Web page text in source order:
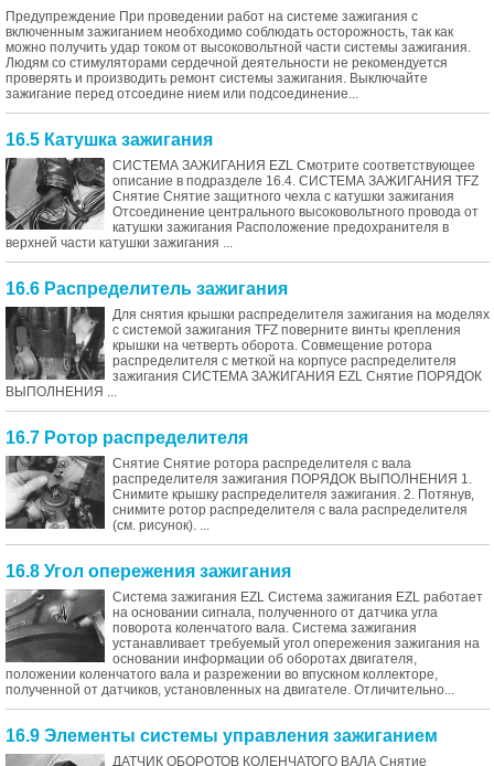
Предупреждение При проведении работ на системе зажигания с
включенным зажиганием необходимо соблюдать осторожность, так как
можно получить удар током от высоковольтной части системы зажигания.
Людям со стимуляторами сердечной деятельности не рекомендуется
проверять и производить ремонт системы зажигания. Выключайте
зажигание перед отсоедине нием или подсоединение...
16.5 Катушка зажигания
СИСТЕМА ЗАЖИГАНИЯ EZL Смотрите соответствующее
описание в подразделе 16.4. СИСТЕМА ЗАЖИГАНИЯ TFZ
Снятие Снятие защитного чехла с катушки зажигания
Отсоединение центрального высоковольтного провода от
катушки зажигания Расположение предохранителя в
верхней части катушки зажигания ...
16.6 Распределитель зажигания
Для снятия крышки распределителя зажигания на моделях
с системой зажигания TFZ поверните винты крепления
крышки на четверть оборота. Совмещение ротора
распределителя с меткой на корпусе распределителя
зажигания СИСТЕМА ЗАЖИГАНИЯ EZL Снятие ПОРЯДОК
ВЫПОЛНЕНИЯ ...
16.7 Ротор распределителя
Снятие Снятие ротора распределителя с вала
распределителя зажигания ПОРЯДОК ВЫПОЛНЕНИЯ 1.
Снимите крышку распределителя зажигания. 2. Потянув,
снимите ротор распределителя с вала распределителя
(см. рисунок). ...
16.8 Угол опережения зажигания
Система зажигания EZL Система зажигания EZL работает
на основании сигнала, полученного от датчика угла
поворота коленчатого вала. Система зажигания
устанавливает требуемый угол опережения зажигания на
основании информации об оборотах двигателя,
положении коленчатого вала и разрежении во впускном коллекторе,
полученной от датчиков, установленных на двигателе. Отличительно...
16.9 Элементы системы управления зажиганием
ДАТЧИК ОБОРОТОВ КОЛЕНЧАТОГО ВАЛА Снятие